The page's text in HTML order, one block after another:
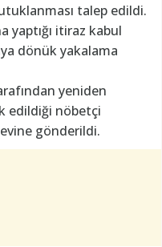
talep edildi.
yaptığı itiraz kabul
dönük yakalama
yeniden
edildiği nöbetçi
gönderildi.